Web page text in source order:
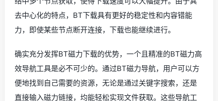
去中心化的特点，BT下载具有更好的稳定性和内容错能
力，即使某些节点断开连接，下载也能继续进行。
确实充分发挥BT磁力下载的优势，一个且精准的BT磁力高
效导航工具是必不可少的。通过BT磁力导航，用户可以方
便地找到自己需要的资源，无论是通过关键字搜索，还是
直接输入磁力链接，均能轻松实现文件获取。这些导航工